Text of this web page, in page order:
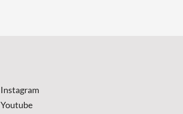
Instagram
Youtube